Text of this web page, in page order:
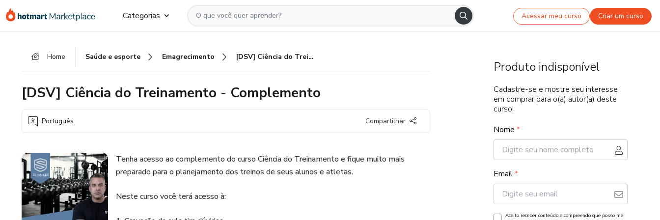
para
para
para
Categorias Acessar meu curso Criar um curso
Home Saúde e esporte Emagrecimento [DSV] Ciência do Treinamento - Complemento
[DSV] Ciência do Treinamento - Complemento
Português Compartilhar
Tenha acesso ao complemento do curso Ciência do Treinamento e fique muito mais
preparado para o planejamento dos treinos de seus alunos e atletas.
Neste curso você terá acesso à:
Produto indisponível
Cadastre-se e mostre seu interesse
em comprar para o(a) autor(a) deste
curso!
Nome *
Email*
Aceito receber conteúdo e compreendo que posso me